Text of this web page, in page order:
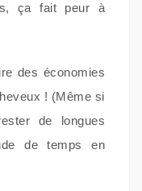
ça fait peur à
des économies
! (Même si
de longues
de temps en